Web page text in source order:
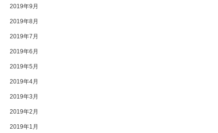
2019年9月
2019年8月
2019年7月
2019年6月
2019年5月
2019年4月
2019年3月
2019年2月
2019年1月